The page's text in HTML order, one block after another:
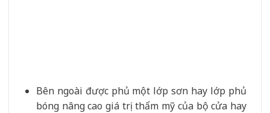
Bên ngoài được phủ một lớp sơn hay lớp phủ
bóng nâng cao giá trị thẩm mỹ của bộ cửa hay